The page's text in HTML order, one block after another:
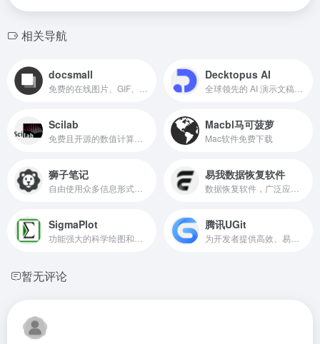
相关导航
docsmall Decktopus AI
Scilab Macbl马可菠萝
Mac软件免费下载
狮子笔记 易我数据恢复软件
SigmaPlot 腾讯UGit
暂无评论